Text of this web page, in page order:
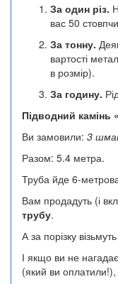
За один різ.
вас 50
За тонну.
вартості
в розмір).
За годину.
Підводний камінь
Ви замовили: 3
Разом: 5.4 метра.
Труба йде 6-
Вам продадуть (і
трубу.
А за порізку
І якщо ви не
(який ви оплатили!),